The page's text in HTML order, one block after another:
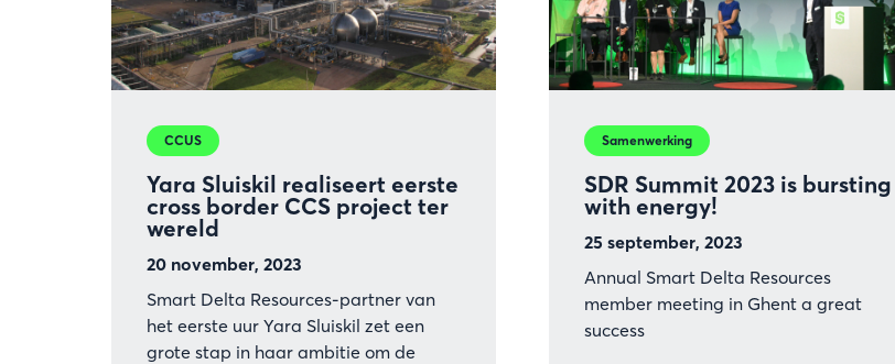
Yara Sluiskil realiseert eerste
cross border CCS project ter
wereld
20 november, 2023
CCUS
Smart Delta Resources-partner van
het eerste uur Yara Sluiskil zet een
grote stap in haar ambitie om de
SDR Summit 2023 is bursting
with energy!
25 september, 2023
Samenwerking
Annual Smart Delta Resources
member meeting in Ghent a great
success